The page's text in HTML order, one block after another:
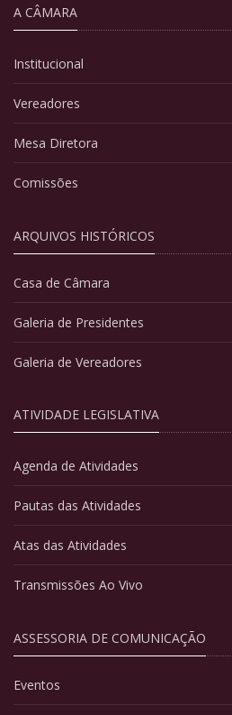
A CÂMARA
Institucional
Vereadores
Mesa Diretora
Comissões
ARQUIVOS HISTÓRICOS
Casa de Câmara
Galeria de Presidentes
Galeria de Vereadores
ATIVIDADE LEGISLATIVA
Agenda de Atividades
Pautas das Atividades
Atas das Atividades
Transmissões Ao Vivo
ASSESSORIA DE COMUNICAÇÃO
Eventos